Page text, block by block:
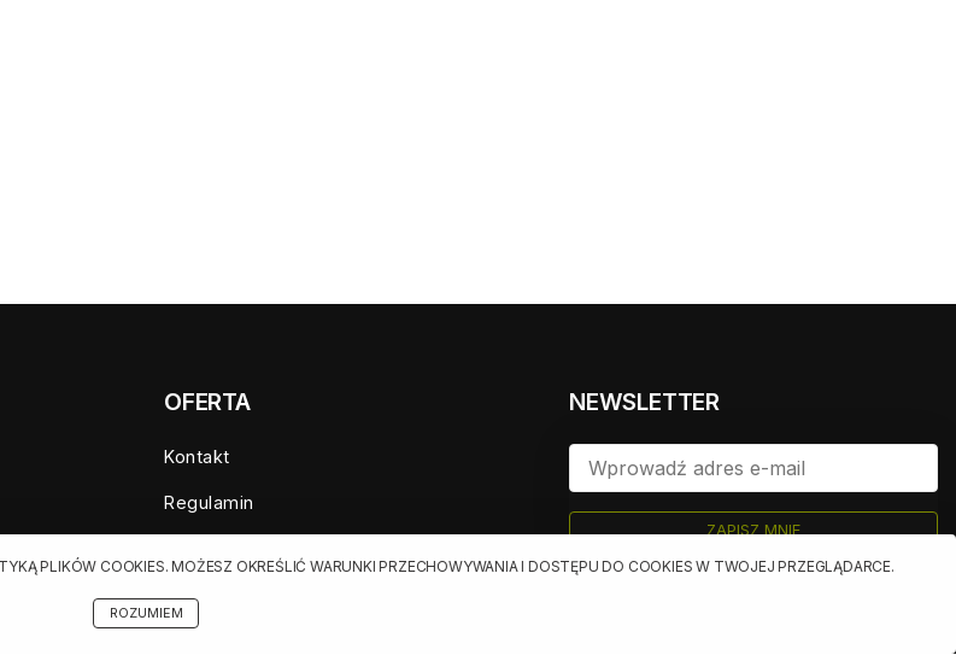
OFERTA
Kontakt
Regulamin
Cennik dla klientów biznesowych
NEWSLETTER
ZAPISZ MNIE
PLIKÓW COOKIES. MOŻESZ OKREŚLIĆ WARUNKI PRZECHOWYWANIA I DOSTĘPU DO COOKIES W TWOJEJ PRZEGLĄDARCE.
ROZUMIEM